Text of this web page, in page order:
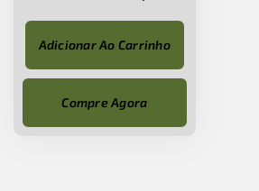
Adicionar Ao Carrinho
Compre Agora